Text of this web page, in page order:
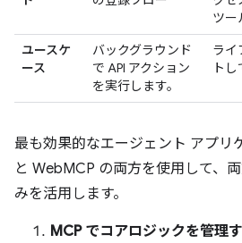
ツー
ユースケ
ース
バックグラウンド
で API アクション
を実行します。
ライ
トし
最も効果的なエージェント アプリ
と WebMCP の両方を使用して、
みを活用します。
MCP でコアロジックを管理